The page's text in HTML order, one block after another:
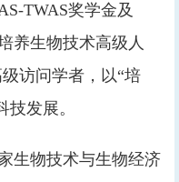
TWAS奖学金及
养生物技术高级人
访问学者，以“培
发展。
生物技术与生物经济